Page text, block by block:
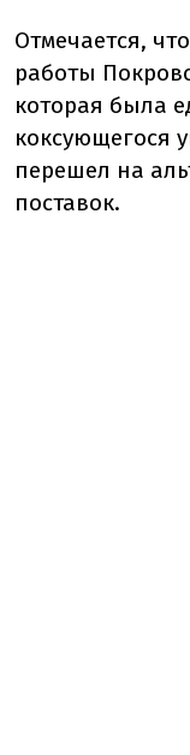
Отмечается,
работы
которая была
коксующегося
перешел на
поставок.